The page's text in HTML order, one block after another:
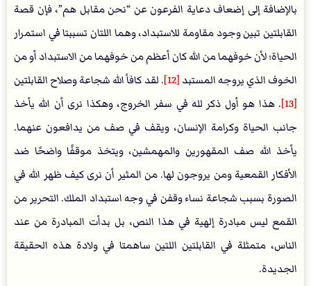
بالإضافة إلى إضعاف دعاية الفرعون عن “نحن مقابل هم”، فإن قصة
القابلتين تبين وجود مقاومة للاستبداد، وهما اللتان تسببتا في استمرار
الحياة؛ لأن خوفهما من الله كان أعظم من خوفهما من الاستبداد أو من
الخوف الذي يروجه المستبد [12]
. لقد كافأ الله شجاعة وصلاح القابلتين
[13]
. هذا هو أول ذكر لله في سفر الخروج، وهكذا نرى أن الله يأخذ
جانب الحياة وكرامة الإنسان، ويقف في صف من يدافعون عنهما.
يأخذ الله صف المقهورين والمهمشين، ويتخذ موقفًا واضحًا ضد
الأفكار القمعية ومن يروجون لها. من المثير أن نرى كيف ظهر الله في
الصورة بسبب شجاعة نساء وقفن في وجه استبداد الملك. التحرير من
القمع ليس مبادرة إلهية في هذا النص، بل بدأت المبادرة من عند
الناس، متمثلة في القابلتين اللتين ساهمتا في ولادة هذه الحقيقة
الجديدة.